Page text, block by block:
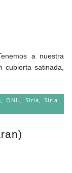
a nuestra
satinada,
,ONU,Siria,Siria